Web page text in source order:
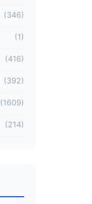
(346)
(1)
(416)
(392)
(1609)
(214)